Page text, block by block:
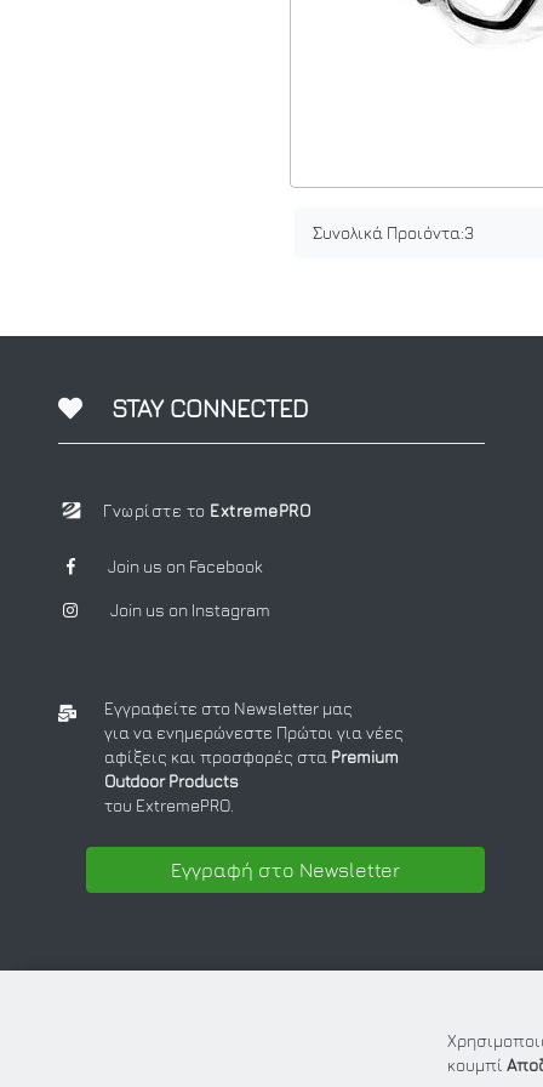
Συνολικά Προιόντα:3
κουμπί
STAY CONNECTED
Γνωρίστε το ExtremePRO
Join us on Facebook
Join us on Instagram
Εγγραφείτε στο Newsletter μας
για να ενημερώνεστε Πρώτοι για νέες
αφίξεις και προσφορές στα Premium
Outdoor Products
του ExtremePRO.
Εγγραφή στο Newsletter